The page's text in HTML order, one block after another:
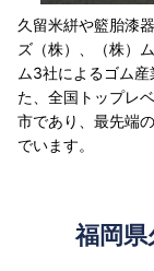
久留米絣や籃胎漆
ズ（株）、（株）
ム3社によるゴム
た、全国トップレ
市であり、最先端
でいます。
福岡県